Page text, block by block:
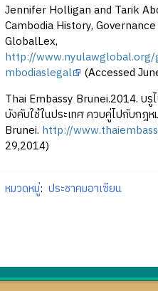
Jennifer Holligan and Tarik
Cambodia History,
GlobalLex,
http://
mbodiaslegal
(Accessed
Thai Embassy Brunei.2014. บรู
บังคับใช้ในประเทศ ควบคู่ไปกับกฎ
Brunei. http://
29,2014)
หมวดหมู่: ประชาคมอาเซียน